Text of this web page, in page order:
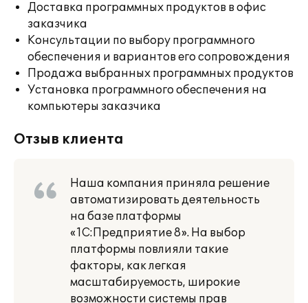
Доставка программных продуктов в офис
заказчика
Консультации по выбору программного
обеспечения и вариантов его сопровождения
Продажа выбранных программных продуктов
Установка программного обеспечения на
компьютеры заказчика
Отзыв клиента
Наша компания приняла решение
автоматизировать деятельность
на базе платформы
«1С:Предприятие 8». На выбор
платформы повлияли такие
факторы, как легкая
масштабируемость, широкие
возможности системы прав